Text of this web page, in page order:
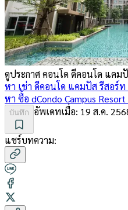
ดูประกาศ คอนโด ดีคอนโด แคม
หา เช่า ดีคอนโด แคมปัส รีสอร์ท
หา ซื้อ dCondo Campus
บันทึก อัพเดทเมื่อ: 19 ส.ค.
แชร์บทความ: